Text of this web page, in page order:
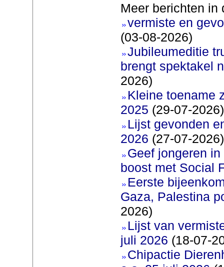
Meer berichten in
vermiste en
(03-08-2026)
Jubileumeditie
brengt spektakel
2026)
Kleine toename
2025 (29-07-2026)
Lijst gevonden
2026 (27-07-2026)
Geef jongeren
boost met Social
Eerste
Gaza, Palestina
2026)
Lijst van
juli 2026 (18-07-
Chipactie